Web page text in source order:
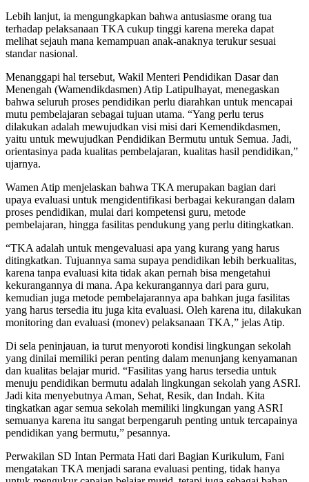
Lebih lanjut, ia mengungkapkan bahwa antusiasme orang tua
terhadap pelaksanaan TKA cukup tinggi karena mereka dapat
melihat sejauh mana kemampuan anak-anaknya terukur sesuai
standar nasional.
Menanggapi hal tersebut, Wakil Menteri Pendidikan Dasar dan
Menengah (Wamendikdasmen) Atip Latipulhayat, menegaskan
bahwa seluruh proses pendidikan perlu diarahkan untuk mencapai
mutu pembelajaran sebagai tujuan utama. “Yang perlu terus
dilakukan adalah mewujudkan visi misi dari Kemendikdasmen,
yaitu untuk mewujudkan Pendidikan Bermutu untuk Semua. Jadi,
orientasinya pada kualitas pembelajaran, kualitas hasil pendidikan,”
ujarnya.
Wamen Atip menjelaskan bahwa TKA merupakan bagian dari
upaya evaluasi untuk mengidentifikasi berbagai kekurangan dalam
proses pendidikan, mulai dari kompetensi guru, metode
pembelajaran, hingga fasilitas pendukung yang perlu ditingkatkan.
“TKA adalah untuk mengevaluasi apa yang kurang yang harus
ditingkatkan. Tujuannya sama supaya pendidikan lebih berkualitas,
karena tanpa evaluasi kita tidak akan pernah bisa mengetahui
kekurangannya di mana. Apa kekurangannya dari para guru,
kemudian juga metode pembelajarannya apa bahkan juga fasilitas
yang harus tersedia itu juga kita evaluasi. Oleh karena itu, dilakukan
monitoring dan evaluasi (monev) pelaksanaan TKA,” jelas Atip.
Di sela peninjauan, ia turut menyoroti kondisi lingkungan sekolah
yang dinilai memiliki peran penting dalam menunjang kenyamanan
dan kualitas belajar murid. “Fasilitas yang harus tersedia untuk
menuju pendidikan bermutu adalah lingkungan sekolah yang ASRI.
Jadi kita menyebutnya Aman, Sehat, Resik, dan Indah. Kita
tingkatkan agar semua sekolah memiliki lingkungan yang ASRI
semuanya karena itu sangat berpengaruh penting untuk tercapainya
pendidikan yang bermutu,” pesannya.
Perwakilan SD Intan Permata Hati dari Bagian Kurikulum, Fani
mengatakan TKA menjadi sarana evaluasi penting, tidak hanya